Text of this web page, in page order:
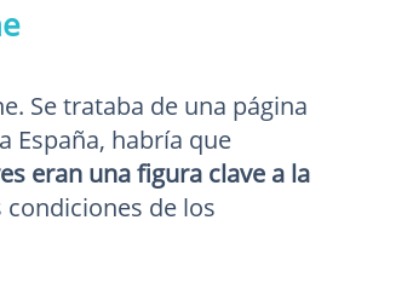
Se trataba de una página
España, habría que
eran una figura clave a la
de los